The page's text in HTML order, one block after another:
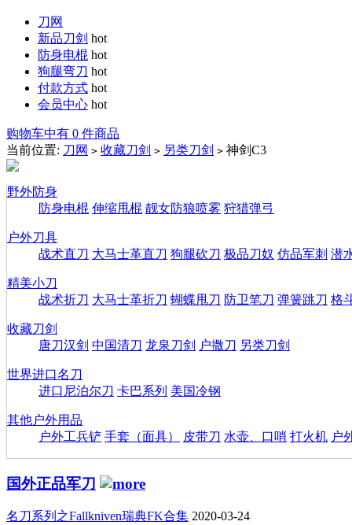
刀网
新品刀剑 hot
防身电棍 hot
狗腿弯刀 hot
付款方式 hot
会员中心 hot
购物车中有 0 件商品
当前位置: 刀网 > 收藏刀剑 > 另类刀剑 > 神剑C3
野外防身
防身电棍 伸缩甩棍 靓女防狼喷雾 狩猎弹弓
户外刀具
战术直刀 大马士革直刀 狗腿砍刀 极品刀奴 仿品军刺 潜
精美小刀
战术折刀 大马士革折刀 蝴蝶甩刀 防卫笔刀 弹簧跳刀 格
收藏刀剑
唐刀汉剑 中国清刀 龙泉刀剑 户撒刀 另类刀剑
世界进口名刀
进口尼泊尔刀 卡巴系列 美国冷钢
其他户外用品
户外工兵铲 手套（面具） 皮带刀 水壶、口哨 打火机 户
国外正品军刀
名刀系列之Fallkniven瑞典FK合集 2020-03-24